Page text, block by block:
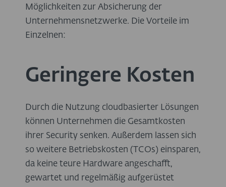
Möglichkeiten zur Absicherung der
Unternehmensnetzwerke. Die Vorteile im
Einzelnen:
Geringere Kosten
Durch die Nutzung cloudbasierter Lösungen
können Unternehmen die Gesamtkosten
ihrer Security senken. Außerdem lassen sich
so weitere Betriebskosten (TCOs) einsparen,
da keine teure Hardware angeschafft,
gewartet und regelmäßig aufgerüstet